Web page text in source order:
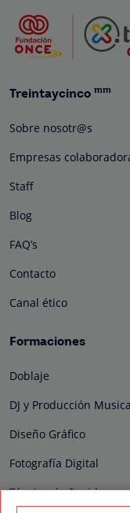
Treintaycinco mm
Sobre nosotr@s
Empresas
Staff
Blog
FAQ’s
Contacto
Canal ético
Formaciones
Doblaje
DJ y Producción
Diseño Gráfico
Fotografía Digital
Técnico de Sonido